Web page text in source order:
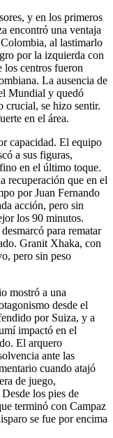
y en los primeros
encontró una ventaja
al lastimarlo
por la izquierda con
los centros fueron
La ausencia de
Mundial y quedó
crucial, se hizo sentir.
en el área.
capacidad. El equipo
a sus figuras,
en el último toque.
recuperación que en el
por Juan Fernando
acción, pero sin
los 90 minutos.
para rematar
Granit Xhaka, con
pero sin peso
mostró a una
desde el
por Suiza, y a
impactó en el
El arquero
ante las
cuando atajó
de juego,
los pies de
terminó con Campaz
se fue por encima